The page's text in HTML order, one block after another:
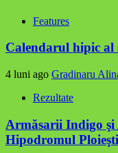
Features
Calendarul hipic al
4 luni ago Gradinaru
Rezultate
Armăsarii Indigo şi
Hipodromul